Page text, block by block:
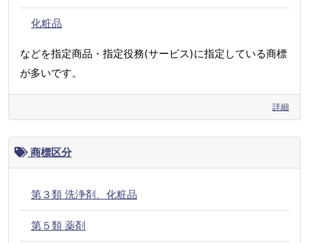
化粧品
などを指定商品・指定役務(サービス)に指定している商標
が多いです。
詳細
商標区分
第３類 洗浄剤、化粧品
第５類 薬剤